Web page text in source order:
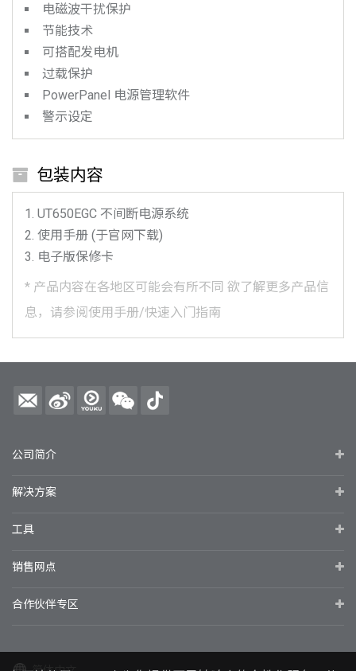
电磁波干扰保护
节能技术
可搭配发电机
过载保护
PowerPanel 电源管理软件
警示设定
包装内容
UT650EGC 不间断电源系统
使用手册 (于官网下载)
电子版保修卡
* 产品内容在各地区可能会有所不同 欲了解更多产品信
息，请参阅使用手册/快速入门指南
公司简介
解决方案
工具
销售网点
合作伙伴专区